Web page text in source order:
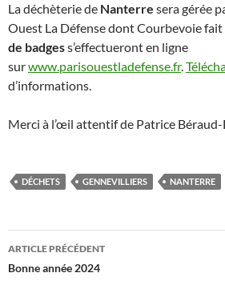
La déchèterie de Nanterre sera gérée
Ouest La Défense dont Courbevoie fait
de badgess’effectueront en ligne
surwww.parisouestladefense.fr.
d’informations.
Merci à l’œil attentif de Patrice
DÉCHETS GENNEVILLIERS NANTERRE
Navigation
des
ARTICLE PRÉCÉDENT
Bonne année 2024